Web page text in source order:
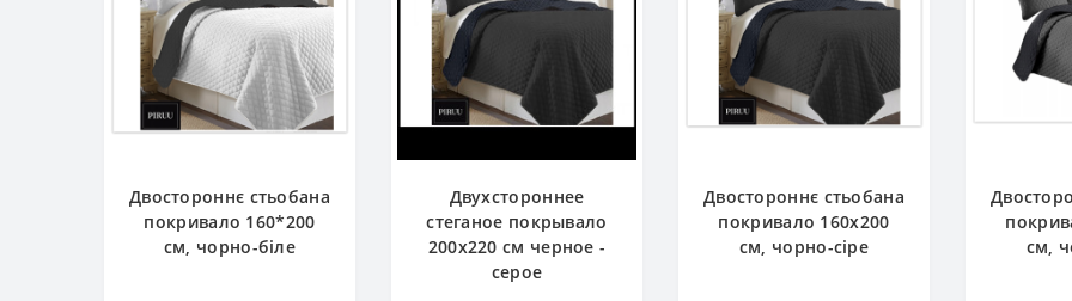
Двостороннє стьобана
покривало 160*200
см, чорно-біле
Двухстороннее
стеганое покрывало
200x220 см черное -
серое
Двостороннє стьобана
покривало 160x200
см, чорно-сіре
см,